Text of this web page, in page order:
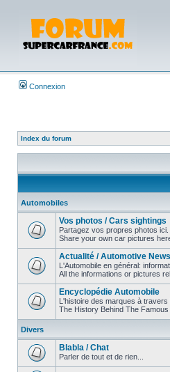
Connexion
Index du forum
Automobiles
Vos photos / Cars sightings
Partagez vos propres photos ici.
Share your own car pictures
Actualité / Automotive News
L'Automobile en général:
All the informations or pictures
Encyclopédie Automobile
L'histoire des marques à travers
The History Behind The Famous
Divers
Blabla / Chat
Parler de tout et de rien...